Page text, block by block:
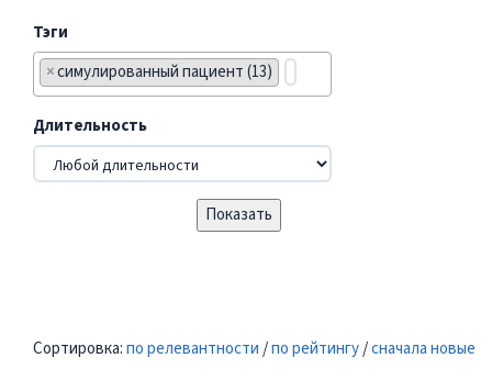
Тэги
×симулированный пациент (13)
Длительность
Сортировка:по релевантности/по рейтингу/сначала новые